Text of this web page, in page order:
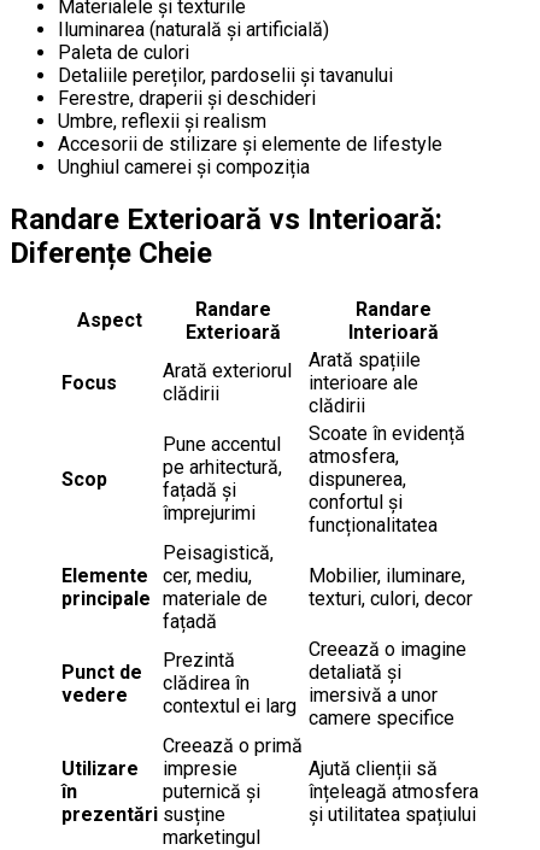
Materialele și texturile
Iluminarea (naturală și artificială)
Paleta de culori
Detaliile pereților, pardoselii și tavanului
Ferestre, draperii și deschideri
Umbre, reflexii și realism
Accesorii de stilizare și elemente de lifestyle
Unghiul camerei și compoziția
Randare Exterioară vs Interioară:
Diferențe Cheie
Aspect
Randare
Exterioară
Randare
Interioară
Focus
Arată exteriorul
clădirii
Arată spațiile
interioare ale
clădirii
Scop
Pune accentul
pe arhitectură,
fațadă și
împrejurimi
Scoate în evidență
atmosfera,
dispunerea,
confortul și
funcționalitatea
Elemente
principale
Peisagistică,
cer, mediu,
materiale de
fațadă
Mobilier, iluminare,
texturi, culori, decor
Punct de
vedere
Prezintă
clădirea în
contextul ei larg
Creează o imagine
detaliată și
imersivă a unor
camere specifice
Utilizare
în
prezentări
Creează o primă
impresie
puternică și
susține
marketingul
Ajută clienții să
înțeleagă atmosfera
și utilitatea spațiului